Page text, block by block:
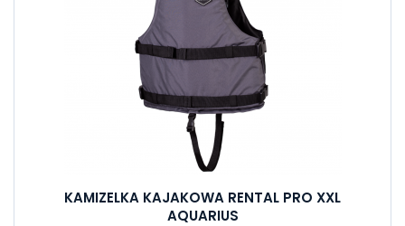
KAMIZELKA KAJAKOWA RENTAL PRO XXL
AQUARIUS